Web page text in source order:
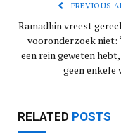
PREVIOUS
Ramadhin vreest
vooronderzoek niet:
een rein geweten hebt,
geen enkele
RELATED POSTS